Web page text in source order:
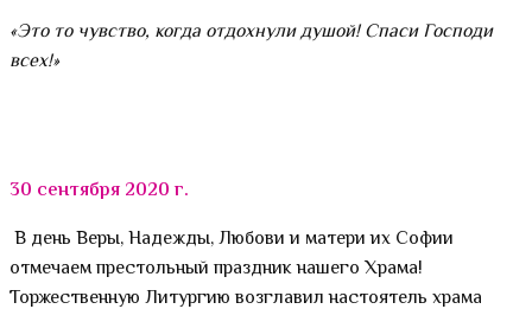
«Это то чувство, когда отдохнули душой! Спаси Господи
всех!»
30 сентября 2020 г.
В день Веры, Надежды, Любови и матери их Софии
отмечаем престольный праздник нашего Храма!
Торжественную Литургию возглавил настоятель храма